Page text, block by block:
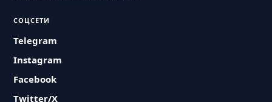
СОЦСЕТИ
Telegram
Instagram
Facebook
Twitter/X